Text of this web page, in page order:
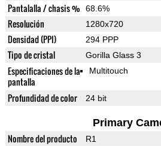
Pantalalla / chasis % 68.6%
Resolución 1280x720
Densidad (PPI) 294 PPP
Tipo de cristal Gorilla Glass 3
Especificaciones de la
pantalla
Multitouch
Profundidad de color 24 bit
Primary
Nombre del producto R1